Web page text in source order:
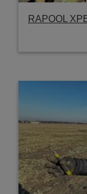
RAPOOL